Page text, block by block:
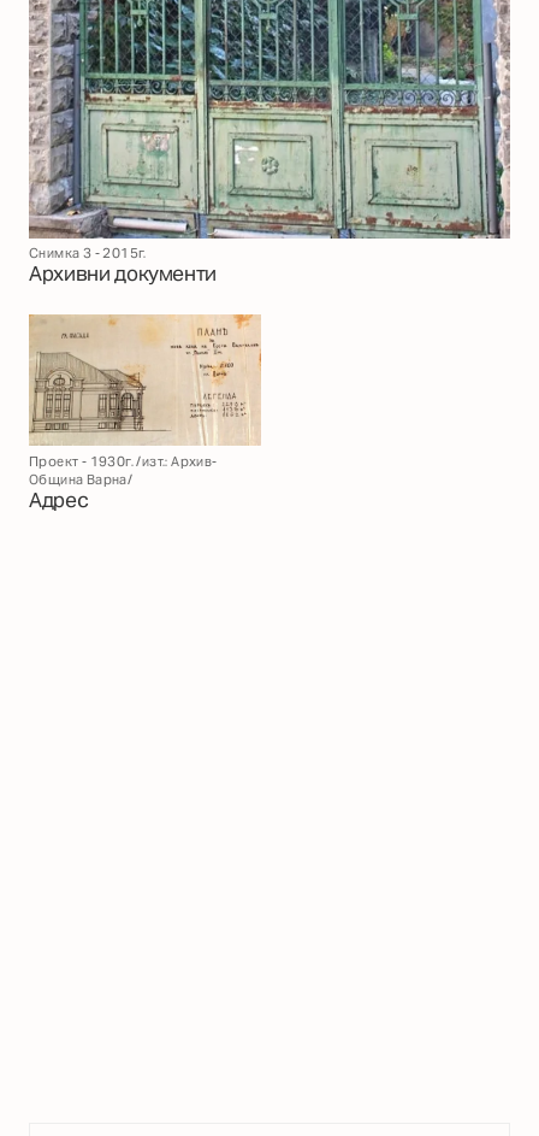
Снимка 3 - 2015г.
Архивни документи
Проект - 1930г. /изт.: Архив-
Община Варна/
Адрес